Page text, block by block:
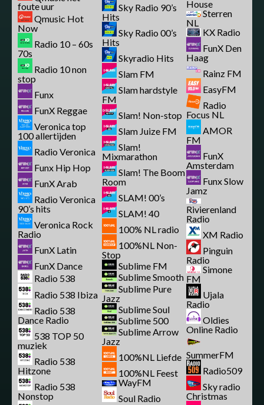
foute uur
Qmusic Hot
Now
Radio 10 – 60s
70s
Radio 10 non
stop
Funx
FunX Reggae
Veronica top
100 allertijden
Radio Veronica
Funx Hip Hop
FunX Arab
Radio Veronica
90’s hits
Veronica Rock
Radio
FunX Latin
FunX Dance
Radio 538
Radio 538 Ibiza
Radio 538
Dance Radio
538 TOP 50
muziek
Radio 538
Hitzone
Radio 538
Nonstop
Sky Radio 90’s
Hits
Sky Radio 00’s
Hits
Skyradio Hits
Slam FM
Slam hardstyle
FM
Slam! Non-stop
Slam Juize FM
Slam!
Mixmarathon
Slam! The Boom
Room
SLAM! 00’s
SLAM! 40
100% NL radio
100%NL Non-
Stop
Sublime FM
Sublime Smooth
Sublime Pure
Jazz
Sublime Soul
Sublime 500
Sublime Arrow
Jazz
100%NL Liefde
100%NL Feest
WayFM
Soul Radio
House
Sterren
NL
KX Radio
FunX Den
Haag
Rainz FM
EasyFM
Radio
Focus NL
AMOR
FM
FunX
Amsterdam
Funx Slow
Jamz
Rivierenland
Radio
XM Radio
Pinguin
Radio
Simone
FM
Ujala
Radio
Oldies
Online Radio
SummerFM
Radio509
Sky radio
Christmas